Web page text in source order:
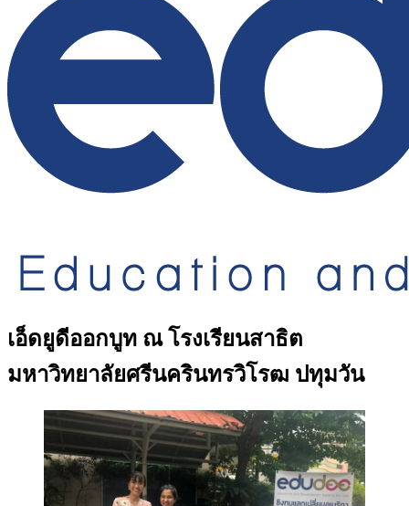
เอ็ดยูดีออกบูท ณ โรงเรียนสาธิต
มหาวิทยาลัยศรีนครินทรวิโรฒ ปทุมวัน